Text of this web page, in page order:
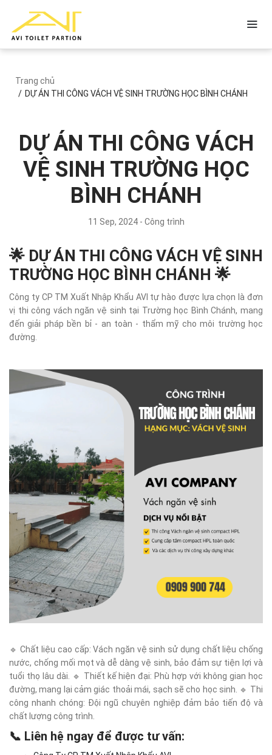
Trang chủ
DỰ ÁN THI CÔNG VÁCH VỆ SINH TRƯỜNG HỌC BÌNH CHÁNH
DỰ ÁN THI CÔNG VÁCH
VỆ SINH TRƯỜNG HỌC
BÌNH CHÁNH
11 Sep, 2024 - Công trình
🌟 DỰ ÁN THI CÔNG VÁCH VỆ SINH
TRƯỜNG HỌC BÌNH CHÁNH 🌟
Công ty CP TM Xuất Nhập Khẩu AVI tự hào được lựa chọn là đơn
vị thi công vách ngăn vệ sinh tại Trường học Bình Chánh, mang
đến giải pháp bền bỉ - an toàn - thẩm mỹ cho môi trường học
đường.
🔹 Chất liệu cao cấp: Vách ngăn vệ sinh sử dụng chất liệu chống
nước, chống mối mọt và dễ dàng vệ sinh, bảo đảm sự tiện lợi và
tuổi thọ lâu dài. 🔹 Thiết kế hiện đại: Phù hợp với không gian học
đường, mang lại cảm giác thoải mái, sạch sẽ cho học sinh. 🔹 Thi
công nhanh chóng: Đội ngũ chuyên nghiệp đảm bảo tiến độ và
chất lượng công trình.
📞 Liên hệ ngay để được tư vấn: